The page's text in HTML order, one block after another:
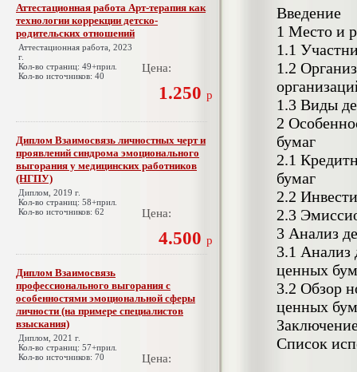
Аттестационная работа Арт-терапия как
технологии коррекции детско-
родительских отношений
Аттестационная работа, 2023
г.
Кол-во страниц: 49+прил.
Кол-во источников: 40
Цена:
1.250 р
Диплом Взаимосвязь личностных черт и
проявлений синдрома эмоционального
выгорания у медицинских работников
(НГПУ)
Диплом, 2019 г.
Кол-во страниц: 58+прил.
Кол-во источников: 62
Цена:
4.500 р
Диплом Взаимосвязь
профессионального выгорания с
особенностями эмоциональной сферы
личности (на примере специалистов
взыскания)
Диплом, 2021 г.
Кол-во страниц: 57+прил.
Кол-во источников: 70
Цена:
Введение
1 Место и
1.1
1.2
1.3 Виды
2
бумаг
2.1
бумаг
2.2
2.3
3 Анализ
3.1 Анализ
ценных
3.2 Обзор
ценных
Список